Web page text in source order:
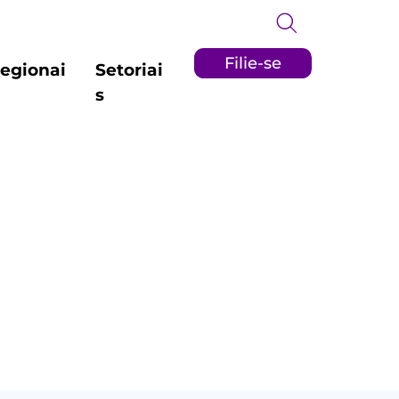
Filie-se
Setoriai
s